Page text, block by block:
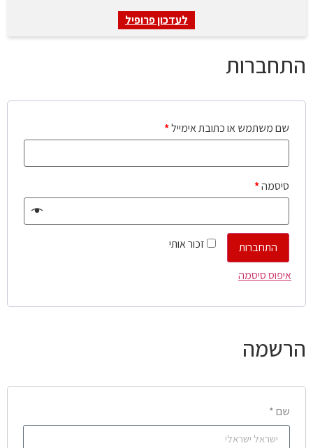
לעדכון פרופיל
התחברות
שם משתמש או כתובת אימייל*
סיסמה*
זכור אותי
התחברות
איפוס סיסמה
הרשמה
שם *